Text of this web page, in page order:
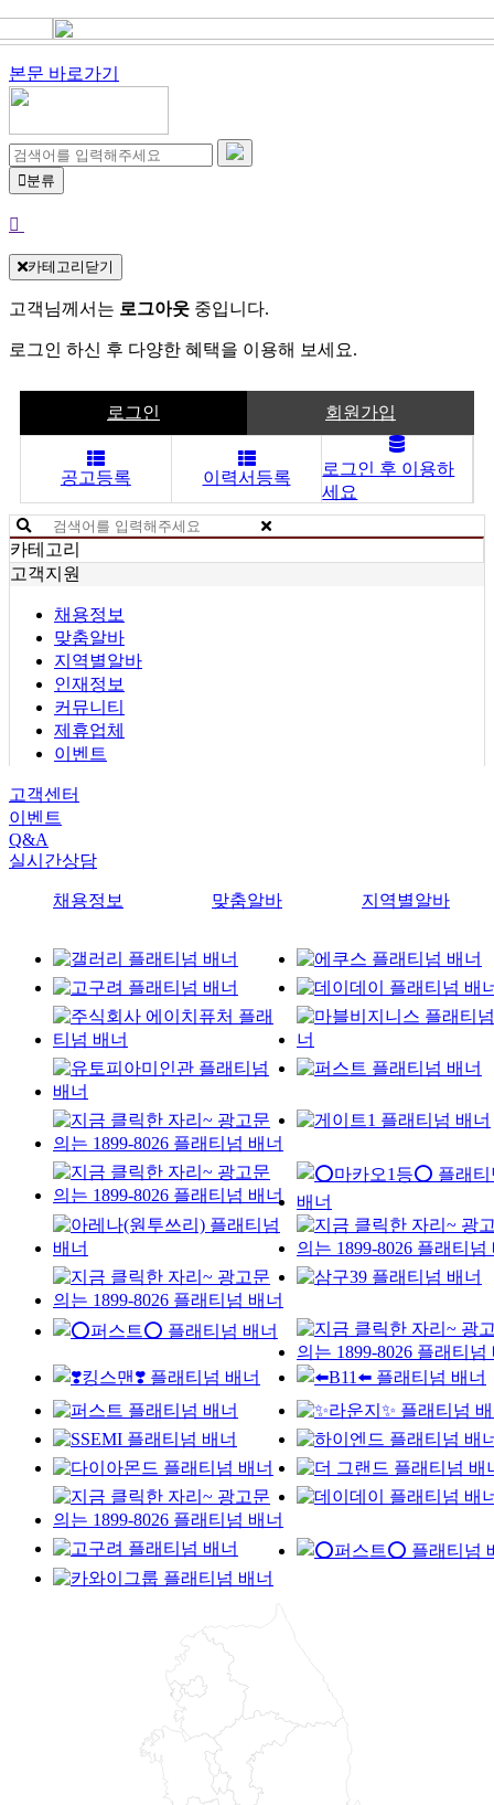
본문 바로가기
분류
카테고리닫기
고객님께서는 로그아웃 중입니다.
로그인 하신 후 다양한 혜택을 이용해 보세요.
로그인 회원가입
공고등록 이력서등록
로그인 후 이용하
세요
카테고리
고객지원
채용정보
맞춤알바
지역별알바
인재정보
커뮤니티
제휴업체
이벤트
고객센터
이벤트
Q&A
실시간상담
채용정보 맞춤알바 지역별알바